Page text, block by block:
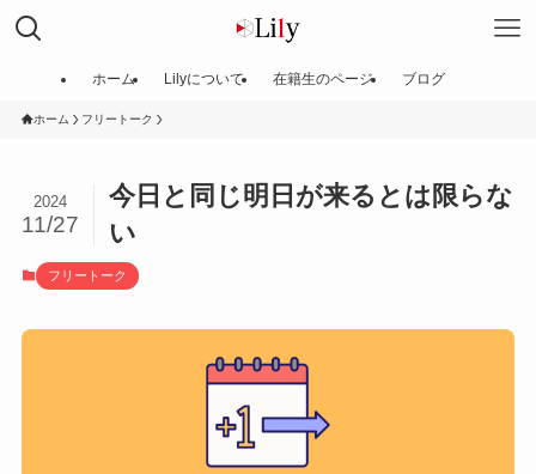
ホーム Lilyについて 在籍生のページ ブログ
ホーム フリートーク
今日と同じ明日が来るとは限らな
い
2024
11/27
フリートーク